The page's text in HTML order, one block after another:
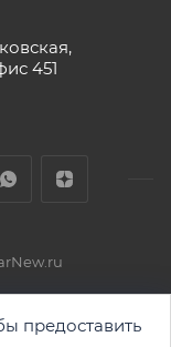
451
предоставить